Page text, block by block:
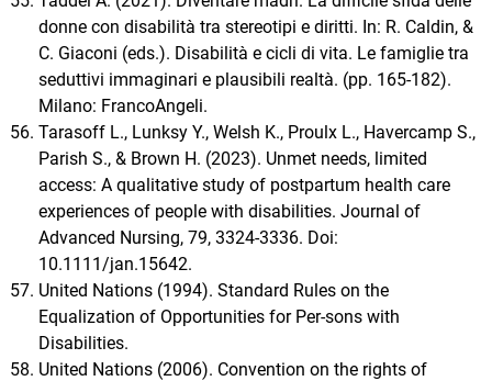
donne con disabilità tra stereotipi e diritti. In: R. Caldin, &
C. Giaconi (eds.). Disabilità e cicli di vita. Le famiglie tra
seduttivi immaginari e plausibili realtà. (pp. 165-182).
Milano: FrancoAngeli.
Tarasoff L., Lunksy Y., Welsh K., Proulx L., Havercamp S.,
Parish S., & Brown H. (2023). Unmet needs, limited
access: A qualitative study of postpartum health care
experiences of people with disabilities. Journal of
Advanced Nursing, 79, 3324-3336. Doi:
10.1111/jan.15642.
United Nations (1994). Standard Rules on the
Equalization of Opportunities for Per-sons with
Disabilities.
United Nations (2006). Convention on the rights of